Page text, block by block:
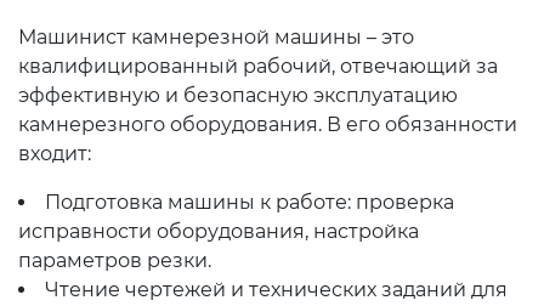
Машинист камнерезной машины – это
квалифицированный рабочий, отвечающий за
эффективную и безопасную эксплуатацию
камнерезного оборудования. В его обязанности
входит:
Подготовка машины к работе: проверка
исправности оборудования, настройка
параметров резки.
Чтение чертежей и технических заданий для